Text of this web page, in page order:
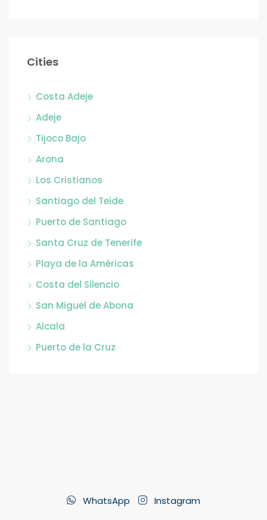
Cities
Costa Adeje
Adeje
Tijoco Bajo
Arona
Los Cristianos
Santiago del Teide
Puerto de Santiago
Santa Cruz de Tenerife
Playa de la Américas
Costa del Silencio
San Miguel de Abona
Alcala
Puerto de la Cruz
WhatsApp Instagram